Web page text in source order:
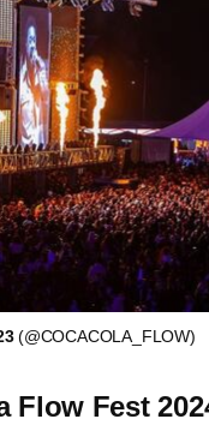
(@COCACOLA_FLOW)
Flow Fest